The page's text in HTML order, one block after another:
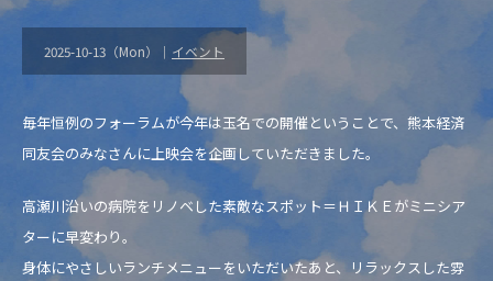
2025-10-13（Mon）｜ イベント
毎年恒例のフォーラムが今年は玉名での開催ということで、熊本経済
同友会のみなさんに上映会を企画していただきました。
高瀬川沿いの病院をリノベした素敵なスポット＝ＨＩＫＥがミニシア
ターに早変わり。
身体にやさしいランチメニューをいただいたあと、リラックスした雰